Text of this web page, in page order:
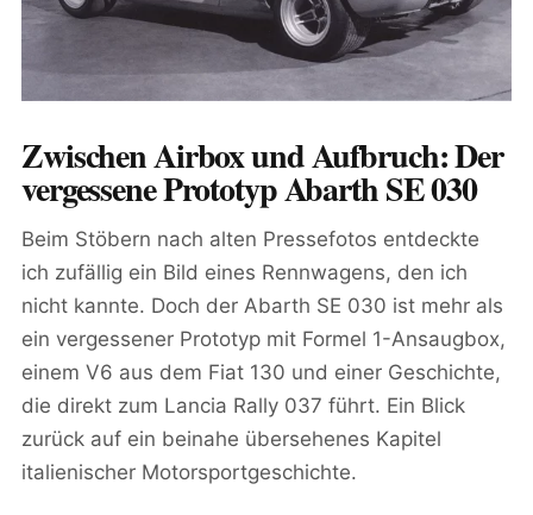
Zwischen Airbox und Aufbruch: Der
vergessene Prototyp Abarth SE 030
Beim Stöbern nach alten Pressefotos entdeckte
ich zufällig ein Bild eines Rennwagens, den ich
nicht kannte. Doch der Abarth SE 030 ist mehr als
ein vergessener Prototyp mit Formel 1-Ansaugbox,
einem V6 aus dem Fiat 130 und einer Geschichte,
die direkt zum Lancia Rally 037 führt. Ein Blick
zurück auf ein beinahe übersehenes Kapitel
italienischer Motorsportgeschichte.